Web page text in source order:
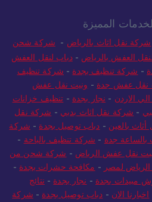
المميزة
شركة نقل اثاث بالرياض - شركة شحن
العفش بالرياض -دباب لنقل العفش
- شركة تنظيف بجدة - شركة تنظيف
نقل عفش جدة - ونيت نقل عفش
الاردن - نجار بجدة - تنظيف خزانات
- شركة نقل اثاث بدبي - شركة نقل
بالعين - دباب توصيل بجدة - شركة
بالساعة جدة - شركة تنظيف بالباحة -
نقل عفش الرياض - شركة شحن من
لمصر - مكافحة حشرات بجدة -
مبيدات بجدة - نجار بجدة - نتائج
اخبارنا الان - دباب توصيل بجدة - شركة